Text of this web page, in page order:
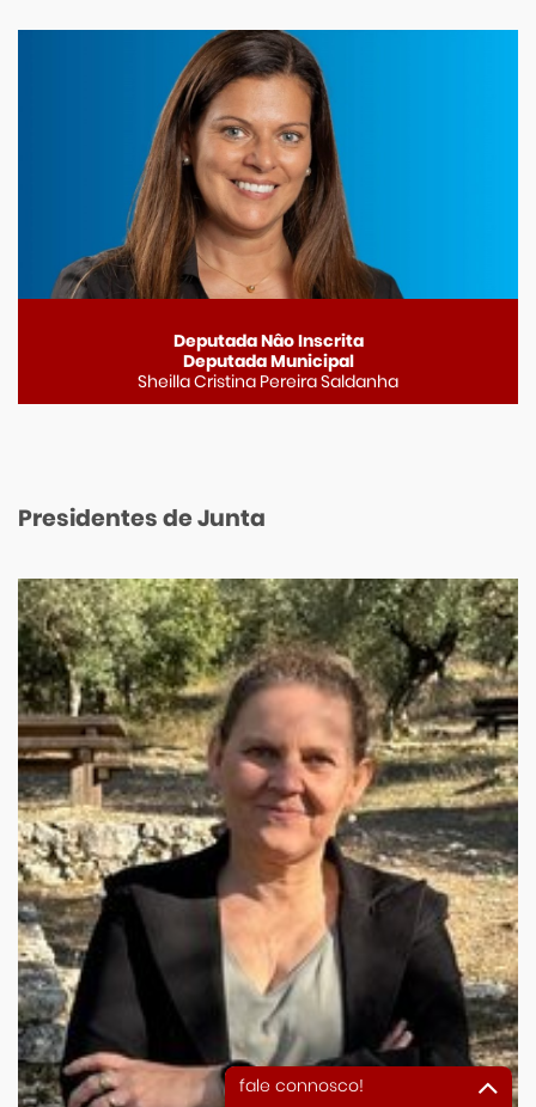
Deputada Nâo Inscrita
Deputada Municipal
Sheilla Cristina Pereira Saldanha
Presidentes de Junta
fale connosco!